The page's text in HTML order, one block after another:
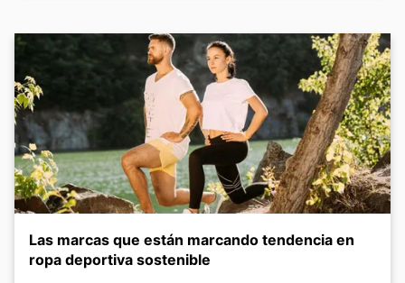
Las marcas que están marcando tendencia en
ropa deportiva sostenible